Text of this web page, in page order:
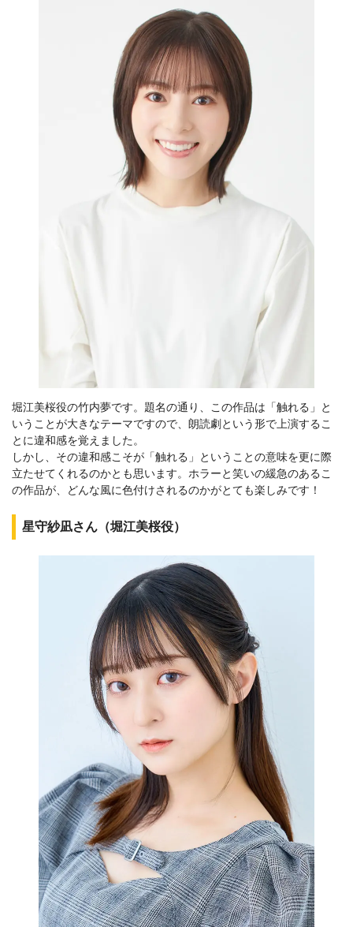
堀江美桜役の竹内夢です。題名の通り、この作品は「触れる」と
いうことが大きなテーマですので、朗読劇という形で上演するこ
とに違和感を覚えました。
しかし、その違和感こそが「触れる」ということの意味を更に際
立たせてくれるのかとも思います。ホラーと笑いの緩急のあるこ
の作品が、どんな風に色付けされるのかがとても楽しみです！
星守紗凪さん（堀江美桜役）